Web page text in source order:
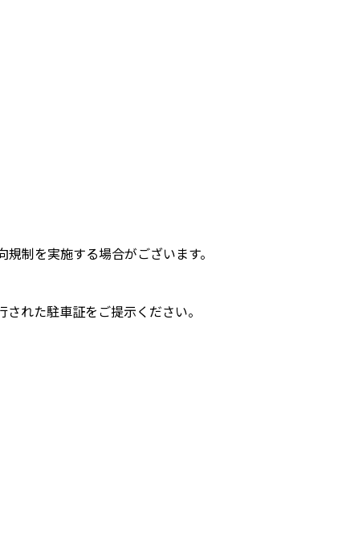
制を実施する場合がございます。
れた駐車証をご提示ください。